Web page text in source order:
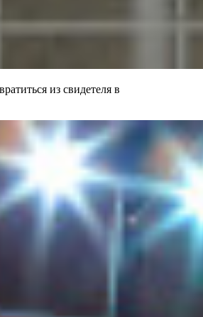
из свидетеля в